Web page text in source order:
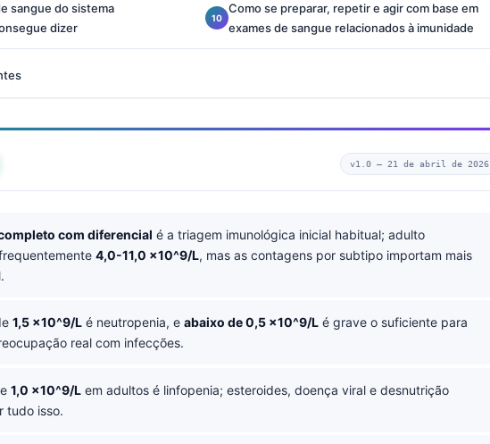
sangue do sistema
dizer
Como se preparar, repetir e agir com base em
exames de sangue relacionados à imunidade
v1.0 — 21 de abril de 2026
com diferencial é a triagem imunológica inicial habitual; adulto
4,0-11,0 ×10^9/L, mas as contagens por subtipo importam mais
1,5 ×10^9/L é neutropenia, e abaixo de 0,5 ×10^9/L é grave o suficiente para
real com infecções.
1,0 ×10^9/L em adultos é linfopenia; esteroides, doença viral e desnutrição
tudo isso.